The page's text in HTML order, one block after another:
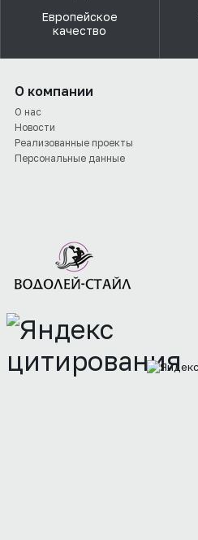
Европейское
качество
О компании
О нас
Новости
Реализованные проекты
Персональные данные